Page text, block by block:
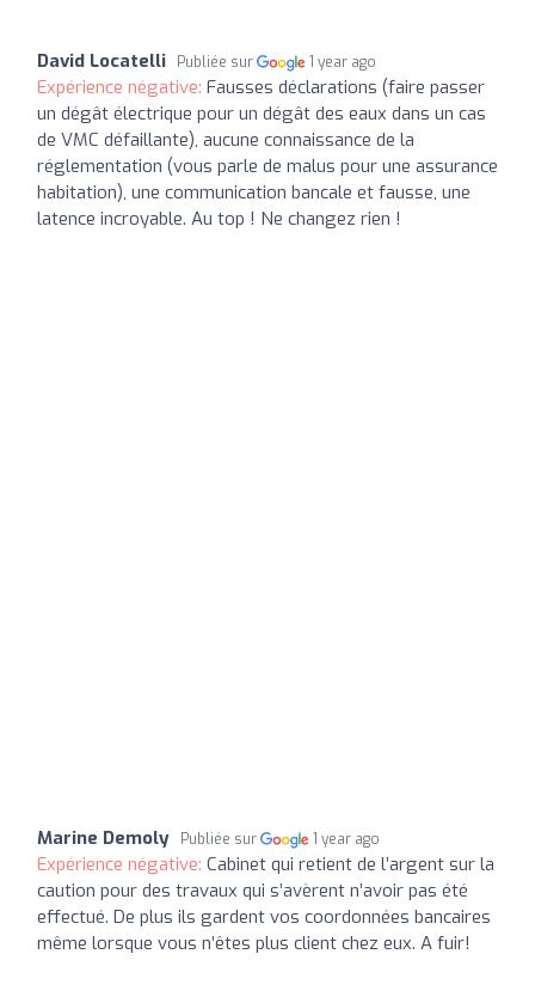
David Locatelli Publiée sur 1 year ago
Expérience négative: Fausses déclarations (faire passer
un dégât électrique pour un dégât des eaux dans un cas
de VMC défaillante), aucune connaissance de la
réglementation (vous parle de malus pour une assurance
habitation), une communication bancale et fausse, une
latence incroyable. Au top ! Ne changez rien !
Marine Demoly Publiée sur 1 year ago
Expérience négative: Cabinet qui retient de l’argent sur la
caution pour des travaux qui s’avèrent n’avoir pas été
effectué. De plus ils gardent vos coordonnées bancaires
même lorsque vous n’êtes plus client chez eux. A fuir!